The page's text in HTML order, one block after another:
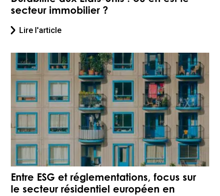
secteur immobilier ?
Lire l'article
Entre ESG et réglementations, focus sur
le secteur résidentiel européen en